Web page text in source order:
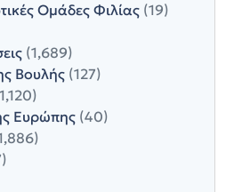
Ομάδες Φιλίας (19)
(1,689)
Βουλής (127)
Ευρώπης (40)